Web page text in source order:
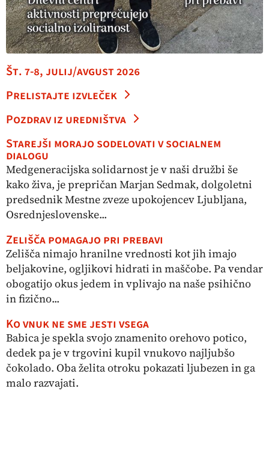
Št. 7-8, julij/avgust 2026
Prelistajte izvleček
Pozdrav iz uredništva
Starejši morajo sodelovati v socialnem
dialogu
Medgeneracijska solidarnost je v naši družbi še
kako živa, je prepričan Marjan Sedmak, dolgoletni
predsednik Mestne zveze upokojencev Ljubljana,
Osrednjeslovenske...
Zelišča pomagajo pri prebavi
Zelišča nimajo hranilne vrednosti kot jih imajo
beljakovine, ogljikovi hidrati in maščobe. Pa vendar
obogatijo okus jedem in vplivajo na naše psihično
in fizično...
Ko vnuk ne sme jesti vsega
Babica je spekla svojo znamenito orehovo potico,
dedek pa je v trgovini kupil vnukovo najljubšo
čokolado. Oba želita otroku pokazati ljubezen in ga
malo razvajati.